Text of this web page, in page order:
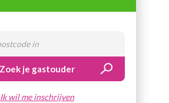
Ik wil me inschrijven